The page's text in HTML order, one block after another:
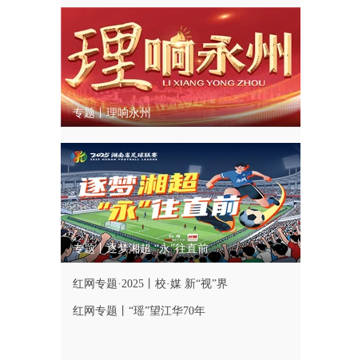
专题丨理响永州
专题丨逐梦湘超 “永”往直前
红网专题·2025丨校·媒 新“视”界
红网专题丨“瑶”望江华70年